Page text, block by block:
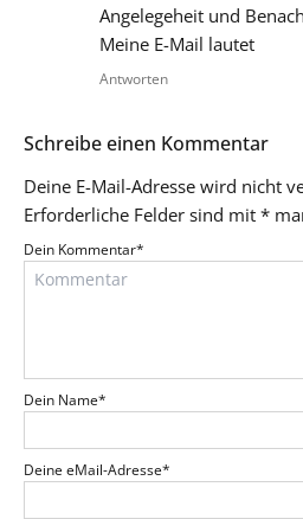
Angelegeheit und
Meine E-Mail lautet
Antworten
Schreibe einen Kommentar
Deine E-Mail-Adresse wird nicht
Erforderliche Felder sind mit *
Dein Kommentar*
Dein Name*
Deine eMail-Adresse*